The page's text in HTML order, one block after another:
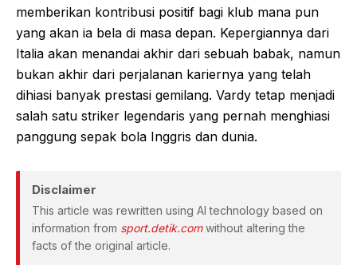
memberikan kontribusi positif bagi klub mana pun
yang akan ia bela di masa depan. Kepergiannya dari
Italia akan menandai akhir dari sebuah babak, namun
bukan akhir dari perjalanan kariernya yang telah
dihiasi banyak prestasi gemilang. Vardy tetap menjadi
salah satu striker legendaris yang pernah menghiasi
panggung sepak bola Inggris dan dunia.
Disclaimer
This article was rewritten using AI technology based on
information from sport.detik.comwithout altering the
facts of the original article.